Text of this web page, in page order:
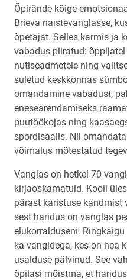
Õpirände kõige
Brieva naistevanglasse,
õpetajat. Selles karmis ja
vabadus piiratud:
nutiseadmetele ning
suletud keskkonnas
omandamine vabadust,
enesearendamiseks
puutöökojas ning
spordisaalis. Nii
võimalus mõtestatud
Vanglas on hetkel 70
kirjaoskamatuid. Kooli
pärast karistuse kandmist
sest haridus on vanglas
elukorralduseni.
ka vangidega, kes on hea
usalduse pälvinud. See
õpilasi mõistma, et